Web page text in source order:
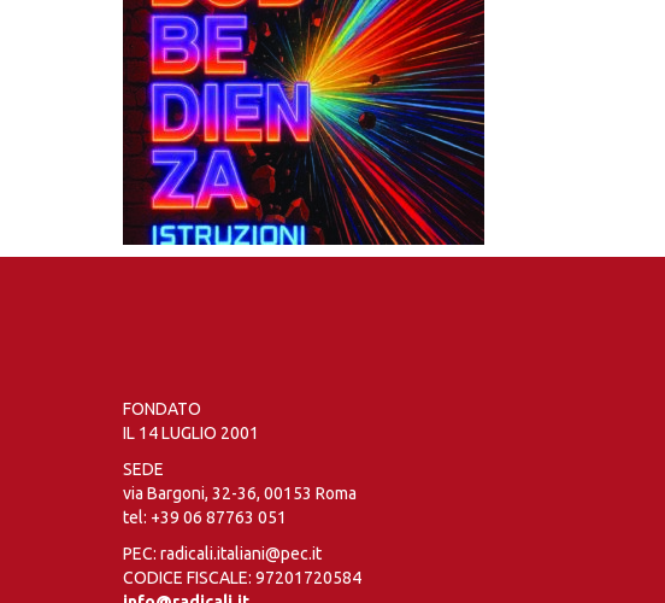
FONDATO
IL 14 LUGLIO 2001
SEDE
via Bargoni, 32-36, 00153 Roma
tel: +39 06 87763 051
PEC: radicali.italiani@pec.it
CODICE FISCALE: 97201720584